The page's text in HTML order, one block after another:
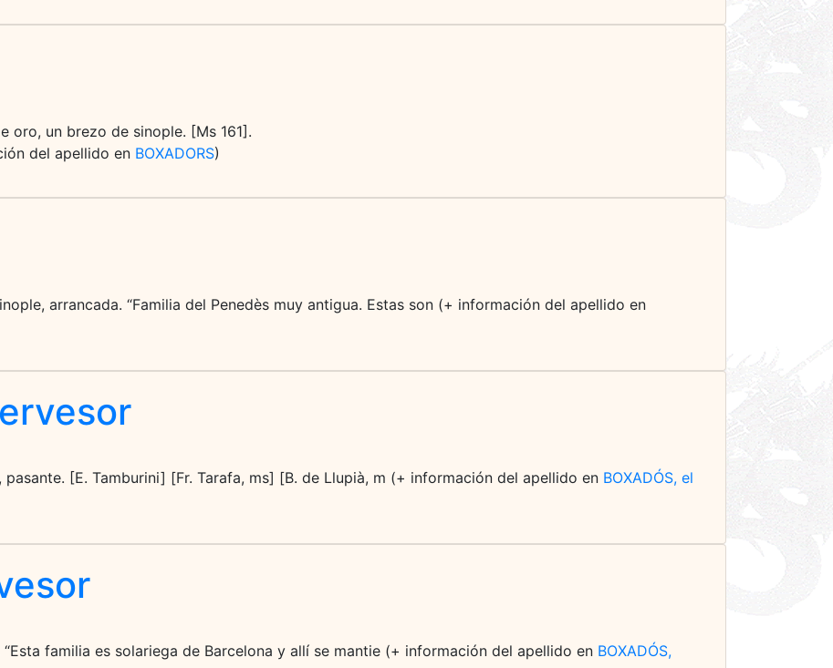
oro, un brezo de sinople. [Ms 161].
del apellido en BOXADORS)
arrancada. “Familia del Penedès muy antigua. Estas son (+ información del apellido en
pasante. [E. Tamburini] [Fr. Tarafa, ms] [B. de Llupià, m (+ información del apellido en BOXADÓS, el
familia es solariega de Barcelona y allí se mantie (+ información del apellido en BOXADÓS,